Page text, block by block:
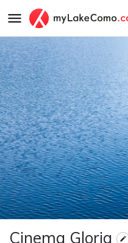
Cinema Gloria